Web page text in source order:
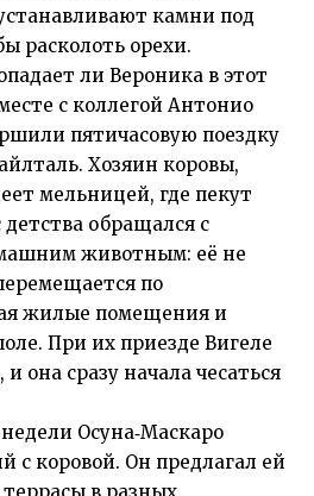
камни под
расколоть орехи.
ли Вероника в этот
с коллегой Антонио
пятичасовую поездку
Хозяин коровы,
мельницей, где пекут
обращался с
животным: её не
по
жилые помещения и
При их приезде Вигеле
она сразу начала чесаться
Осуна‑Маскаро
с коровой. Он предлагал ей